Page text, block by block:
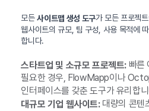
모든사이트맵 생성 도구가 모든 프로젝
웹사이트의 규모, 팀 구성, 사용 목적에
합니다.
스타트업 및 소규모 프로젝트:빠른
필요한 경우, FlowMapp이나
인터페이스를 갖춘 도구가 유리합
대규모 기업 웹사이트:대량의 콘텐